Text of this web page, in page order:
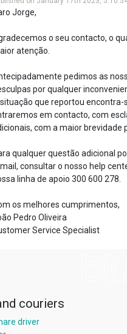
Jorge,
o seu contacto, o
atenção.
pedimos as
por qualquer
que reportou encontra-
em contacto, com
com a maior brevidade
qualquer questão adicional
consultar o nosso help
linha de apoio 300 600 278.
os melhores cumprimentos,
Pedro Oliveira
Service Specialist
couriers
driver